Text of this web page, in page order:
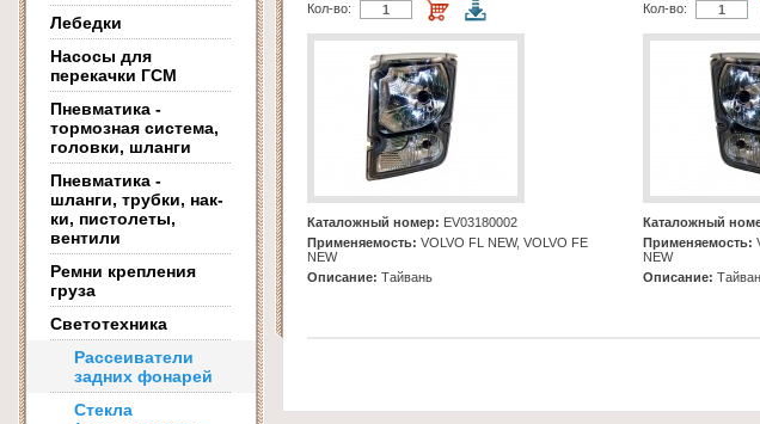
Лебедки
Насосы для
перекачки ГСМ
Пневматика -
тормозная система,
головки, шланги
Пневматика -
шланги, трубки, нак-
ки, пистолеты,
вентили
Ремни крепления
груза
Светотехника
Рассеиватели
задних фонарей
Стекла
Кол-во:
Каталожный номер: EV03180002
Применяемость: VOLVO FL NEW, VOLVO FE
NEW
Описание: Тайвань
Кол-во:
Каталожный
Применяемость:
NEW
Описание: